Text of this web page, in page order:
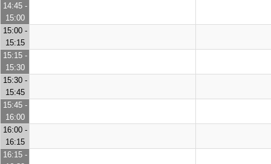
14:45 -
15:00
15:00 -
15:15
15:15 -
15:30
15:30 -
15:45
15:45 -
16:00
16:00 -
16:15
16:15 -